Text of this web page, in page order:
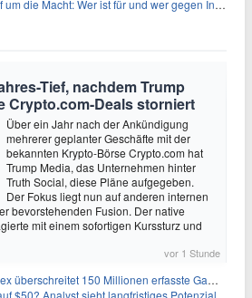
die Macht: Wer ist für und wer gegen Infantino?
Tief, nachdem Trump
Crypto.com-Deals storniert
Über ein Jahr nach der Ankündigung
mehrerer geplanter Geschäfte mit der
bekannten Krypto-Börse Crypto.com hat
Trump Media, das Unternehmen hinter
Truth Social, diese Pläne aufgegeben.
Der Fokus liegt nun auf anderen internen
bevorstehenden Fusion. Der native
mit einem sofortigen Kurssturz und
vor 1 Stunde
150 Millionen erfasste Gaming-Ereignisse in Echtzeit-Datenpipeline
$50? Analyst sieht langfristiges Potenzial